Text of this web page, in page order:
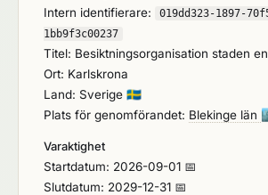
Intern identifierare:
019dd323-1897-
1bb9f3c00237
Titel: Besiktningsorganisation staden
Ort: Karlskrona
Land: Sverige 🇸🇪
Plats för genomförandet: Blekinge län
Varaktighet
Startdatum: 2026-09-01 📅
Slutdatum: 2029-12-31 📅